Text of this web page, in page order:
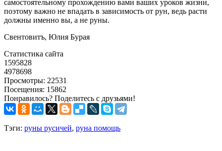
самостоятельному прохождению вами ваших уроков жизни,
поэтому важно не впадать в зависимость от рун, ведь расти
должны именно вы, а не руны.
Свентовитъ, Юлия Бурая
Статистика сайта
1595828
4978698
Просмотры: 22531
Посещения: 15862
Понравилось? Поделитесь с друзьями!
Тэги: руны русичей, руна помощь